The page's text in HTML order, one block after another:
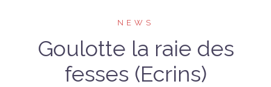
NEWS
Goulotte la raie des
fesses (Ecrins)